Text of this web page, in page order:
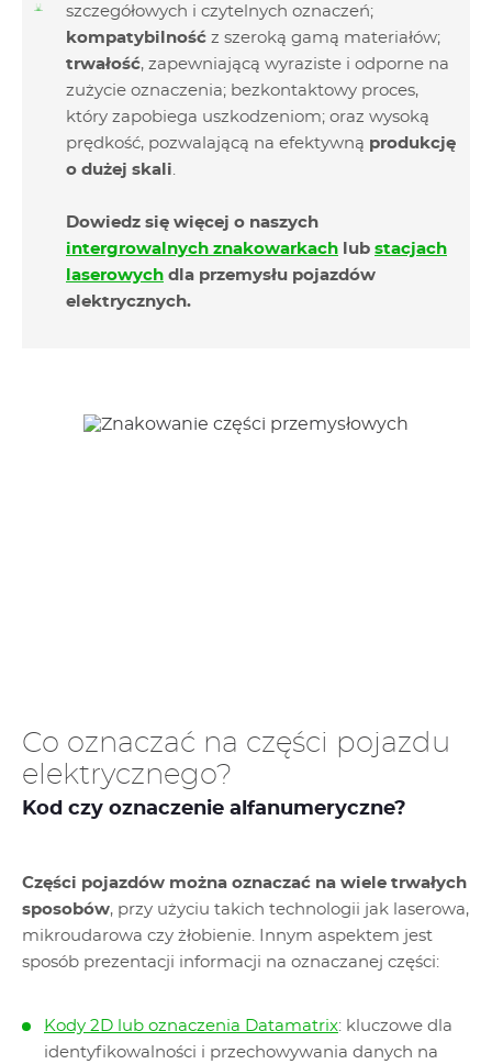
szczegółowych i czytelnych oznaczeń;
kompatybilność z szeroką gamą materiałów;
trwałość, zapewniającą wyraziste i odporne na
zużycie oznaczenia; bezkontaktowy proces,
który zapobiega uszkodzeniom; oraz wysoką
prędkość, pozwalającą na efektywną produkcję
o dużej skali.
Dowiedz się więcej o naszych
intergrowalnych znakowarkach lub stacjach
laserowych dla przemysłu pojazdów
elektrycznych.
Co oznaczać na części pojazdu
elektrycznego?
Kod czy oznaczenie alfanumeryczne?
Części pojazdów można oznaczać na wiele trwałych
sposobów, przy użyciu takich technologii jak laserowa,
mikroudarowa czy żłobienie. Innym aspektem jest
sposób prezentacji informacji na oznaczanej części:
Kody 2D lub oznaczenia Datamatrix: kluczowe dla
identyfikowalności i przechowywania danych na